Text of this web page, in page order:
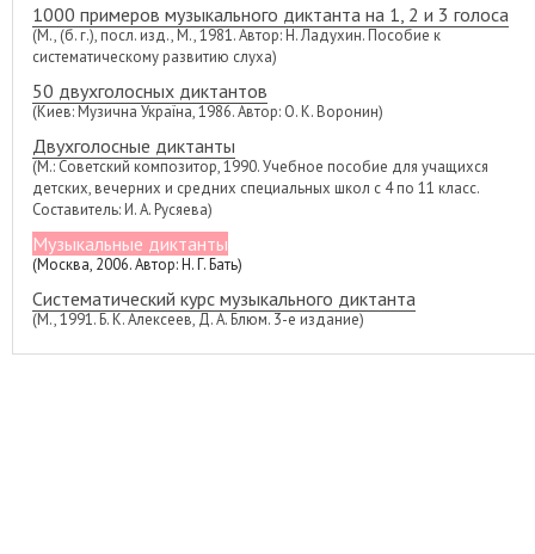
1000 примеров музыкального диктанта на 1, 2 и 3 голоса
(М., (б. г.), посл. изд., М., 1981. Автор: Н. Ладухин. Пособие к
систематическому развитию слуха)
50 двухголосных диктантов
(Киев: Музична Україна, 1986. Автор: О. К. Воронин)
Двухголосные диктанты
(М.: Советский композитор, 1990. Учебное пособие для учащихся
детских, вечерних и средних специальных школ с 4 по 11 класс.
Составитель: И. А. Русяева)
Музыкальные диктанты
(Москва, 2006. Автор: Н. Г. Бать)
Систематический курс музыкального диктанта
(М., 1991. Б. К. Алексеев, Д. А. Блюм. 3-е издание)